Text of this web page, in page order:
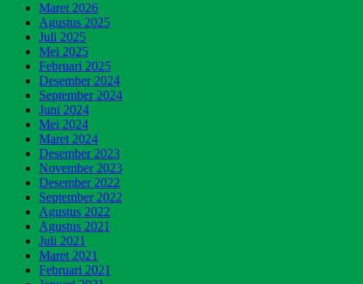
Maret 2026
Agustus 2025
Juli 2025
Mei 2025
Februari 2025
Desember 2024
September 2024
Juni 2024
Mei 2024
Maret 2024
Desember 2023
November 2023
Desember 2022
September 2022
Agustus 2022
Agustus 2021
Juli 2021
Maret 2021
Februari 2021